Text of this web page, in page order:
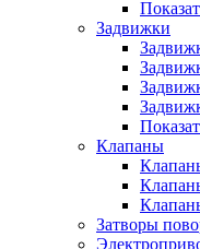
Задвижки
Клапаны
Затворы